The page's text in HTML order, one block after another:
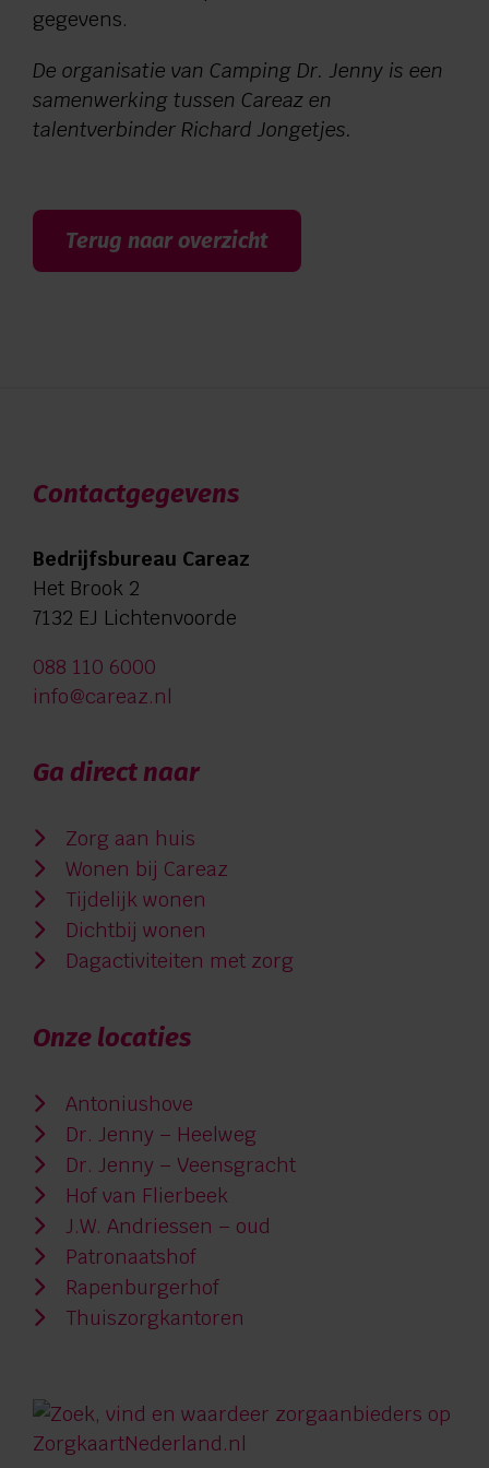
gegevens.
De organisatie van Camping Dr. Jenny is een
samenwerking tussen Careaz en
talentverbinder Richard Jongetjes.
Terug naar overzicht
Contactgegevens
Bedrijfsbureau Careaz
Het Brook 2
7132 EJ Lichtenvoorde
088 110 6000
info@careaz.nl
Ga direct naar
Zorg aan huis
Wonen bij Careaz
Tijdelijk wonen
Dichtbij wonen
Dagactiviteiten met zorg
Onze locaties
Antoniushove
Dr. Jenny – Heelweg
Dr. Jenny – Veensgracht
Hof van Flierbeek
J.W. Andriessen – oud
Patronaatshof
Rapenburgerhof
Thuiszorgkantoren